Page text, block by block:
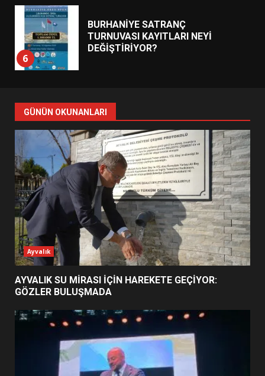
6
BURHANİYE SATRANÇ
TURNUVASI KAYITLARI NEYİ
DEĞİŞTİRİYOR?
7
YENİ YÖNETİM NASIL
ŞEKİLLENDİ?
1
AYVALIK SU MİRASI İÇİN
HAREKETE GEÇİYOR: GÖZLER
BULUŞMADA
2
ESA 2026’DA TÜRK BAHARATI
NEYİ TEMSİL ETTİ?
EİB’DE KRİTİK ATAMA:
SÜRDÜRÜLEBİLİRLİKTE NE
DEĞİŞECEK?
GÜNÜN OKUNANLARI
Ayvalık
AYVALIK SU MİRASI İÇİN HAREKETE GEÇİYOR:
GÖZLER BULUŞMADA